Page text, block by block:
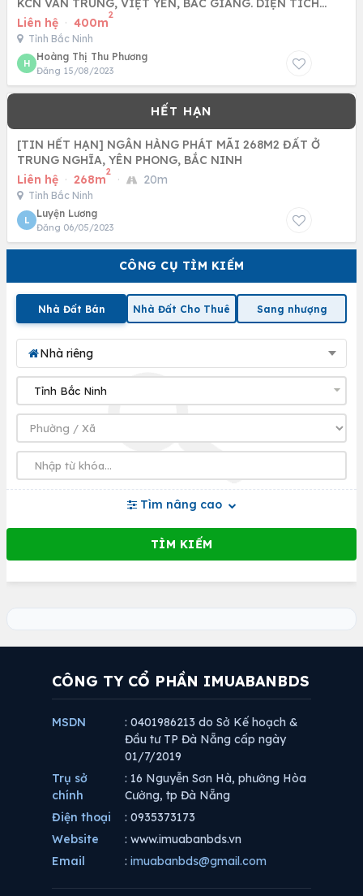
CÔNG CỤ TÌM KIẾM
Nhà Đất Bán Nhà Đất Cho Thuê Sang nhượng
Nhà riêng
Tìm nâng cao
KCN VÂN TRUNG, VIỆT YÊN, BẮC GIANG. DIỆN TÍCH
400M2
Liên hệ · 400m
2
Tỉnh Bắc Ninh
H
Hoàng Thị Thu Phương
Đăng 15/08/2023
[TIN HẾT HẠN] NGÂN HÀNG PHÁT MÃI 268M2 ĐẤT Ở
TRUNG NGHĨA, YÊN PHONG, BẮC NINH
Liên hệ · 268m
2
· 20m
Tỉnh Bắc Ninh
L
Luyện Lương
Đăng 06/05/2023
CÔNG TY CỔ PHẦN IMUABANBDS
MSDN
: 0401986213 do Sở Kế hoạch &
Đầu tư TP Đà Nẵng cấp ngày
01/7/2019
Trụ sở
chính
: 16 Nguyễn Sơn Hà, phường Hòa
Cường, tp Đà Nẵng
Điện thoại
: 0935373173
Website
: www.imuabanbds.vn
Email
: imuabanbds@gmail.com